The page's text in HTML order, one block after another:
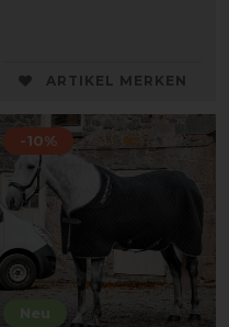
ARTIKEL MERKEN
Neu
-10%